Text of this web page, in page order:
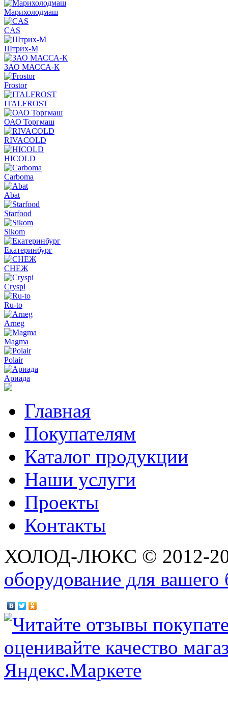
Марихолодмаш
CAS
Штрих-М
ЗАО МАССА-К
Frostor
ITALFROST
ОАО Торгмаш
RIVACOLD
HICOLD
Carboma
Abat
Starfood
Sikom
Екатеринбург
СНЕЖ
Cryspi
Ru-to
Arneg
Magma
Polair
Ариада
Главная
Покупателям
Каталог продукции
Наши услуги
Проекты
Контакты
ХОЛОД-ЛЮКС © 2012-
оборудование для вашего